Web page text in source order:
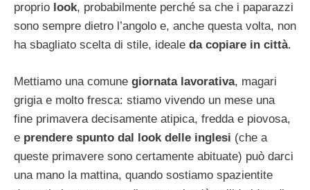
proprio look, probabilmente perché sa che i paparazzi
sono sempre dietro l’angolo e, anche questa volta, non
ha sbagliato scelta di stile, ideale da copiare in città.
Mettiamo una comune giornata lavorativa, magari
grigia e molto fresca: stiamo vivendo un mese una
fine primavera decisamente atipica, fredda e piovosa,
e prendere spunto dal look delle inglesi (che a
queste primavere sono certamente abituate) può darci
una mano la mattina, quando sostiamo spazientite